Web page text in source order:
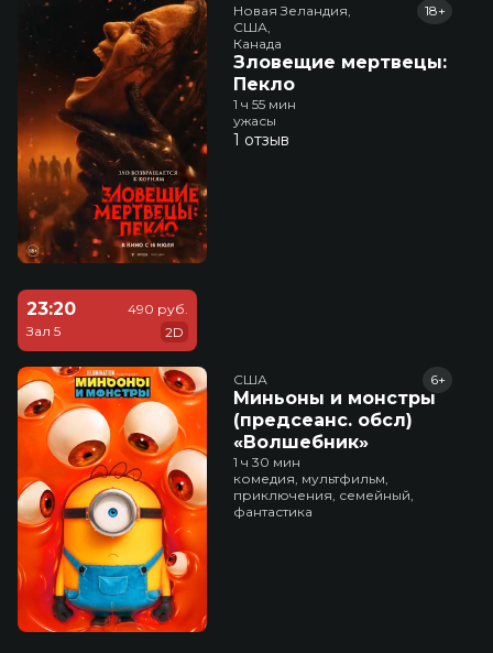
Новая Зеландия,
США,
Канада
Зловещие мертвецы:
Пекло
18+
1 ч 55 мин
ужасы
1 отзыв
23:20
Зал 5
490 руб.
2D
США
Миньоны и монстры
(предсеанс. обсл)
«Волшебник»
6+
1 ч 30 мин
комедия, мультфильм,
приключения, семейный,
фантастика